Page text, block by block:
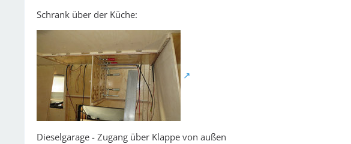
Schrank über der Küche:
Dieselgarage - Zugang über Klappe von außen